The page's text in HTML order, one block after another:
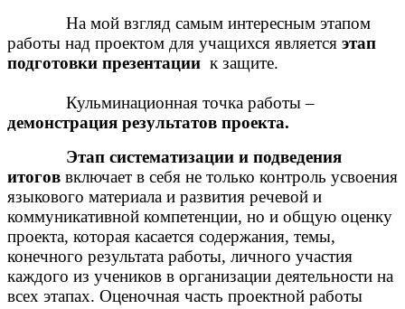
На мой взгляд самым интересным этапом
работы над проектом для учащихся является этап
подготовки презентации к защите.
Кульминационная точка работы –
демонстрация результатов проекта.
Этап систематизации и подведения
итогов включает в себя не только контроль усвоения
языкового материала и развития речевой и
коммуникативной компетенции, но и общую оценку
проекта, которая касается содержания, темы,
конечного результата работы, личного участия
каждого из учеников в организации деятельности на
всех этапах. Оценочная часть проектной работы